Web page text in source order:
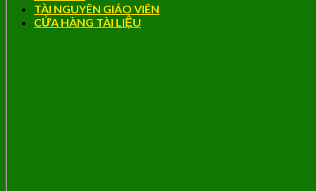
TÀI NGUYÊN GIÁO VIÊN
CỬA HÀNG TÀI LIỆU